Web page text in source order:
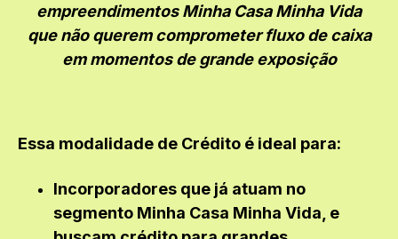
empreendimentosMinha Casa Minha Vida
que não querem comprometer fluxo de caixa
em momentos de grande exposição
Essa modalidade de Crédito é ideal para:
Incorporadores que já atuam no
segmento Minha Casa Minha Vida, e